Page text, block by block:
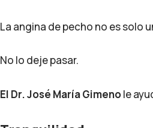
La angina de pecho no es solo
No lo deje pasar.
El Dr. José María Gimenole